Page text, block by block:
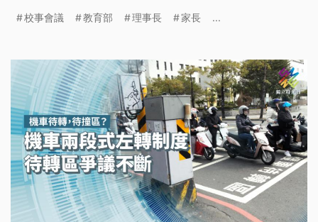
校事會議，讓校園爭議回歸專業同儕審查；並且師法
校事會議 教育部 理事長 家長 ...